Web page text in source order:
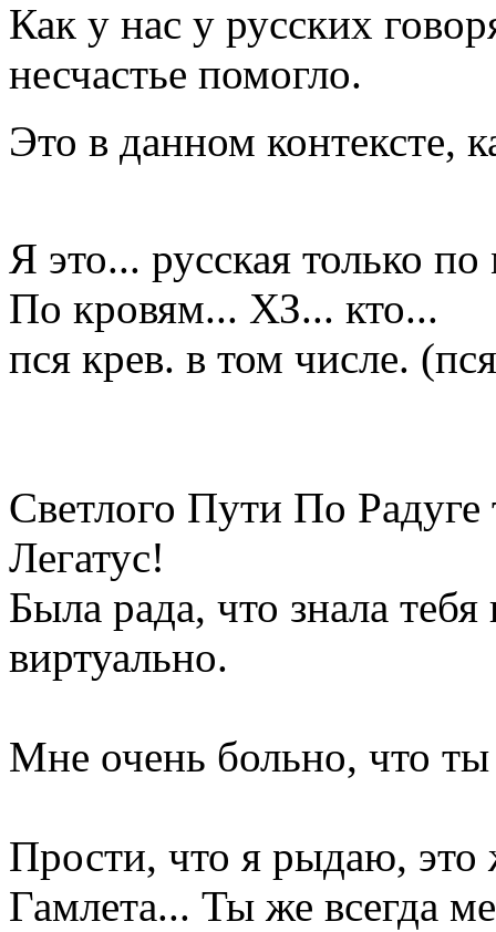
Как у нас у русских
несчастье помогло.
Это в данном контексте,
Я это... русская только
По кровям... ХЗ... кто...
пся крев. в том числе.
Светлого Пути По
Легатус!
Была рада, что знала
виртуально.
Мне очень больно, что
Прости, что я рыдаю, это
Гамлета... Ты же всегда